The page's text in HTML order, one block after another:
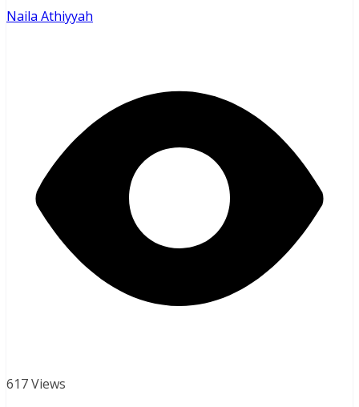
Naila Athiyyah
617 Views